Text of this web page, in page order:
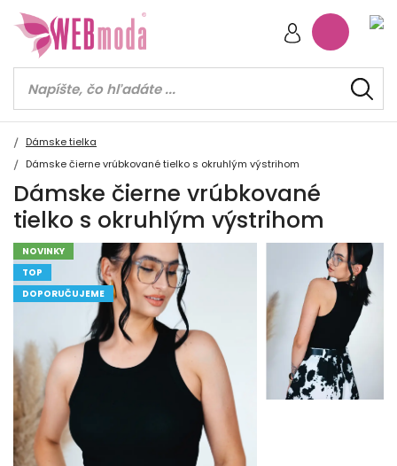
Dámske tielka
Dámske čierne vrúbkované tielko s okruhlým výstrihom
Dámske čierne vrúbkované
tielko s okruhlým výstrihom
NOVINKY
TOP
DOPORUČUJEME